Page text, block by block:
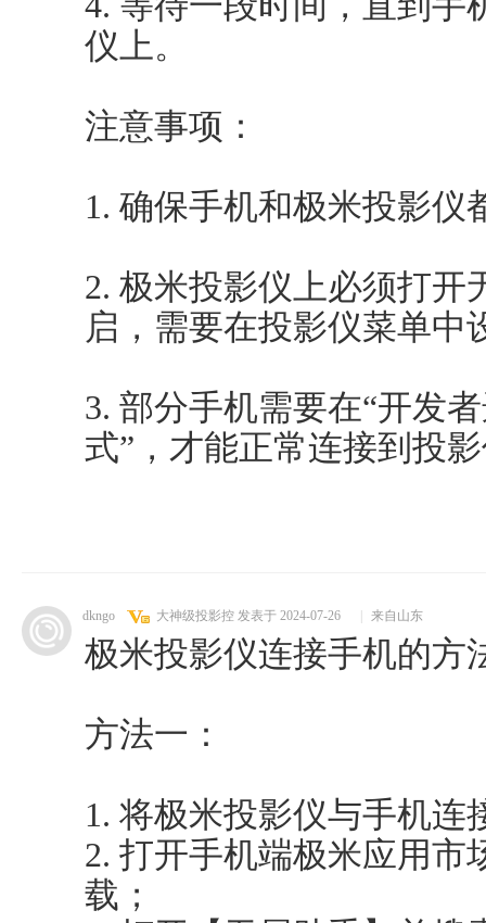
仪上。
注意事项：
1. 确保手机和极米投影
2. 极米投影仪上必须打开
启，需要在投影仪菜单中
3. 部分手机需要在“开发
式”，才能正常连接到投
dkngo 大神级投影控 发表于 2024-07-26 来自山东
极米投影仪连接手机的方
方法一：
1. 将极米投影仪与手机连
2. 打开手机端极米应用市
载；